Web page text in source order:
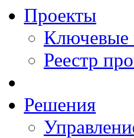
Проекты
Ключевые
Реестр
Решения